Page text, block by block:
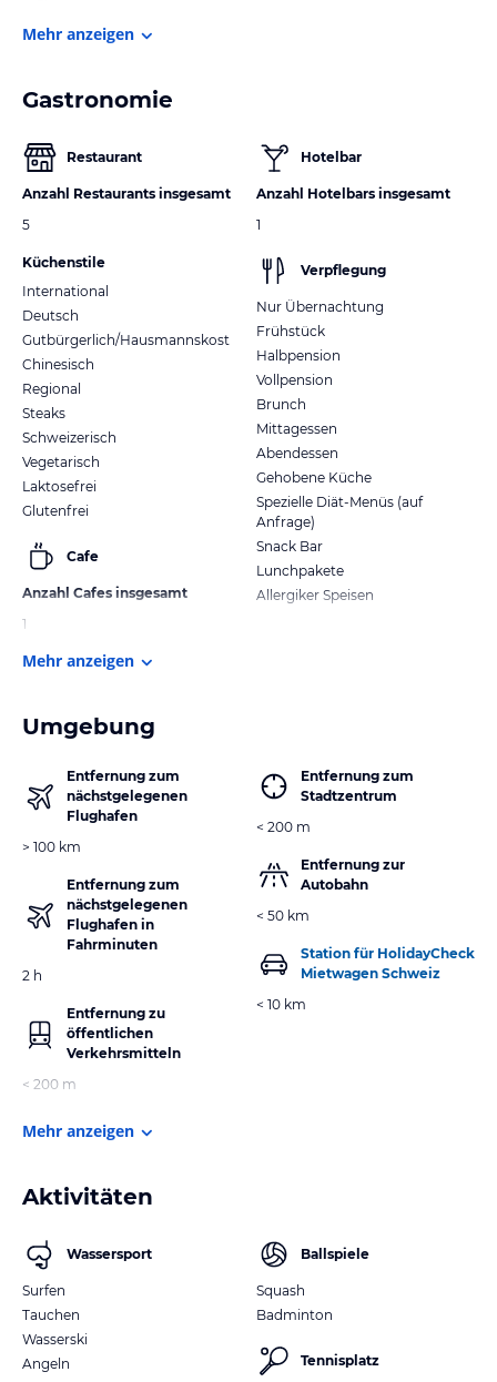
Mehr anzeigen
Gastronomie
Restaurant
Anzahl Restaurants insgesamt
5
Küchenstile
International
Deutsch
Gutbürgerlich/Hausmannskost
Chinesisch
Regional
Steaks
Schweizerisch
Vegetarisch
Laktosefrei
Glutenfrei
Cafe
Anzahl Cafes insgesamt
1
Hotelbar
Anzahl Hotelbars insgesamt
1
Verpflegung
Nur Übernachtung
Frühstück
Halbpension
Vollpension
Brunch
Mittagessen
Abendessen
Gehobene Küche
Spezielle Diät-Menüs (auf
Anfrage)
Snack Bar
Lunchpakete
Allergiker Speisen
Mehr anzeigen
Umgebung
Entfernung zum
nächstgelegenen
Flughafen
> 100 km
Entfernung zum
nächstgelegenen
Flughafen in
Fahrminuten
2 h
Entfernung zu
öffentlichen
Verkehrsmitteln
< 200 m
Entfernung zum
Stadtzentrum
< 200 m
Entfernung zur
Autobahn
< 50 km
Station für HolidayCheck
Mietwagen Schweiz
< 10 km
Mehr anzeigen
Aktivitäten
Wassersport
Surfen
Tauchen
Wasserski
Angeln
Ballspiele
Squash
Badminton
Tennisplatz